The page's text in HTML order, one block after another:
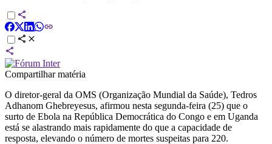
Compartilhar matéria
O diretor-geral da OMS (Organização Mundial da Saúde), Tedros
Adhanom Ghebreyesus, afirmou nesta segunda-feira (25) que o
surto de Ebola na República Democrática do Congo e em Uganda
está se alastrando mais rapidamente do que a capacidade de
resposta, elevando o número de mortes suspeitas para 220.